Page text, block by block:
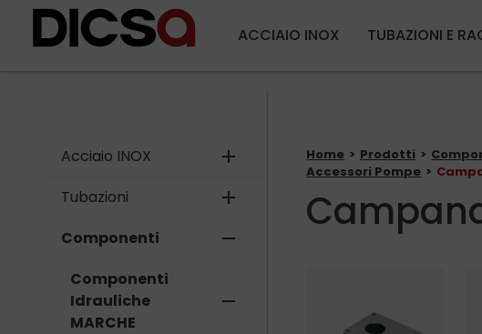
ACCIAIO INOX TUBAZIONI E
Acciaio INOX add
Tubazioni add
Componenti remove
Componenti
Idrauliche
MARCHE
remove
Home Prodotti
Accessori Pompe